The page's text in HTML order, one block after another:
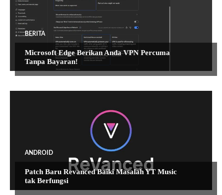
BERITA
Microsoft Edge Berikan Anda VPN Percuma
Tanpa Bayaran!
ANDROID
Patch Baru Revanced Baiki Masalah YT Music
tak Berfungsi